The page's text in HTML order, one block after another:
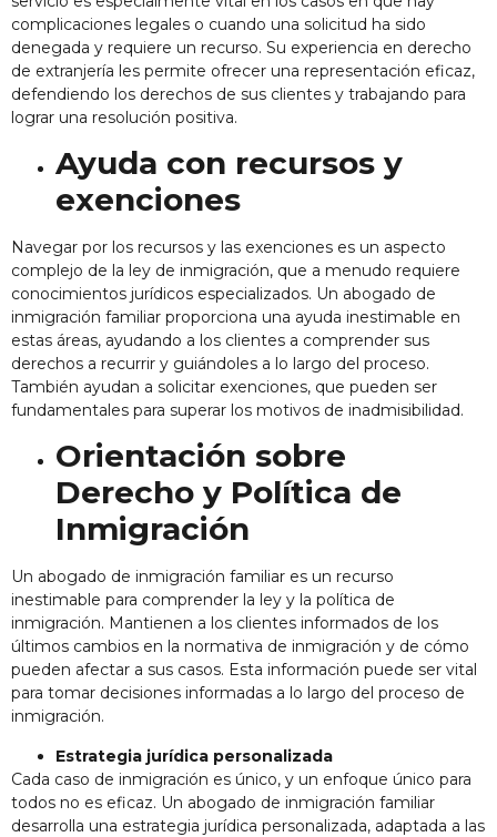
complicaciones legales o cuando una solicitud ha sido
denegada y requiere un recurso. Su experiencia en derecho
de extranjería les permite ofrecer una representación eficaz,
defendiendo los derechos de sus clientes y trabajando para
lograr una resolución positiva.
Ayuda con recursos y
exenciones
Navegar por los recursos y las exenciones es un aspecto
complejo de la ley de inmigración, que a menudo requiere
conocimientos jurídicos especializados. Un abogado de
inmigración familiar proporciona una ayuda inestimable en
estas áreas, ayudando a los clientes a comprender sus
derechos a recurrir y guiándoles a lo largo del proceso.
También ayudan a solicitar exenciones, que pueden ser
fundamentales para superar los motivos de inadmisibilidad.
Orientación sobre
Derecho y Política de
Inmigración
Un abogado de inmigración familiar es un recurso
inestimable para comprender la ley y la política de
inmigración. Mantienen a los clientes informados de los
últimos cambios en la normativa de inmigración y de cómo
pueden afectar a sus casos. Esta información puede ser vital
para tomar decisiones informadas a lo largo del proceso de
inmigración.
Estrategia jurídica personalizada
Cada caso de inmigración es único, y un enfoque único para
todos no es eficaz. Un abogado de inmigración familiar
desarrolla una estrategia jurídica personalizada, adaptada a las